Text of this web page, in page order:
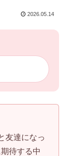
2026.05.14
友達になっ
待する中